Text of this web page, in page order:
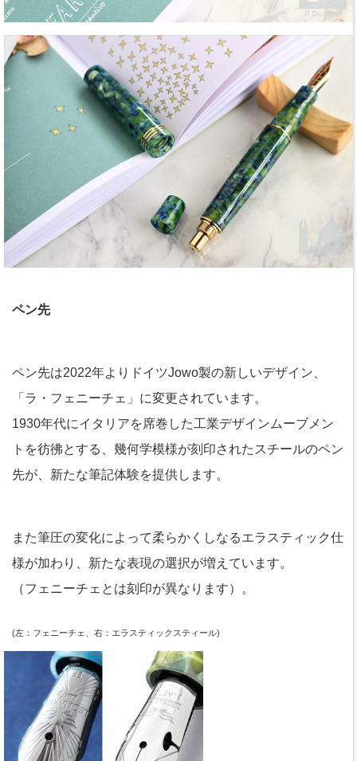
ペン先
ペン先は2022年よりドイツJowo製の新しいデザイン、
「ラ・フェニーチェ」に変更されています。
1930年代にイタリアを席巻した工業デザインムーブメン
トを彷彿とする、幾何学模様が刻印されたスチールのペン
先が、新たな筆記体験を提供します。
また筆圧の変化によって柔らかくしなるエラスティック仕
様が加わり、新たな表現の選択が増えています。
（フェニーチェとは刻印が異なります）。
(左：フェニーチェ、右：エラスティックスティール)